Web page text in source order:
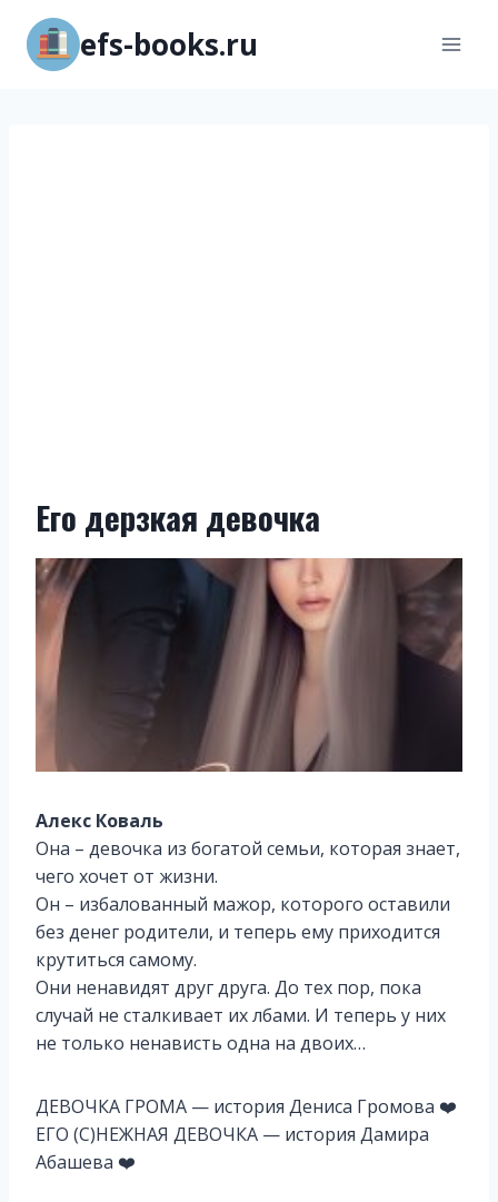
Перейти
содержимому
efs-books.ru
Его дерзкая девочка
Алекс Коваль
Она – девочка из богатой семьи, которая знает,
чего хочет от жизни.
Он – избалованный мажор, которого оставили
без денег родители, и теперь ему приходится
крутиться самому.
Они ненавидят друг друга. До тех пор, пока
случай не сталкивает их лбами. И теперь у них
не только ненависть одна на двоих…
ДЕВОЧКА ГРОМА — история Дениса Громова ❤️
ЕГО (С)НЕЖНАЯ ДЕВОЧКА — история Дамира
Абашева ❤️